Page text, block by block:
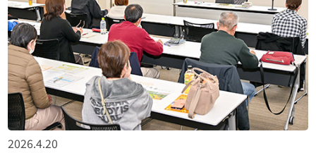
2026.4.20